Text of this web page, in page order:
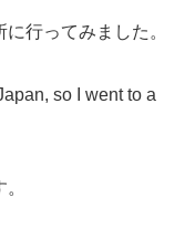
行ってみました。
so I went to a